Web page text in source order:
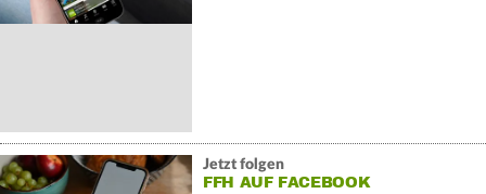
Jetzt folgen
FFH AUF FACEBOOK